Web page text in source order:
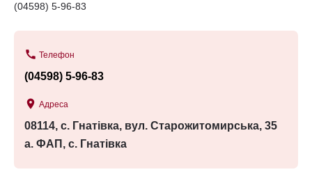
(04598) 5-96-83
call Телефон
(04598) 5-96-83
place Адреса
08114, с. Гнатівка, вул. Старожитомирська, 35
а. ФАП, с. Гнатівка